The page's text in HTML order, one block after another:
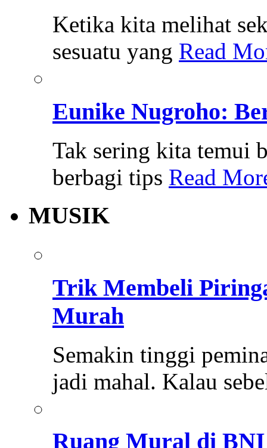
Ketika kita melihat
sesuatu yang Read
Eunike Nugroho:
Tak sering kita temui
berbagi tips Read
MUSIK
Trik Membeli
Murah
Semakin tinggi
jadi mahal. Kalau
Ruang Mural di BNI